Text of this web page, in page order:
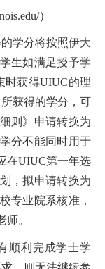
）
学分将按照伊大
生如满足授予学
时获得UIUC的理
获得的学分，可
则》申请转换为
分不能同时用于
在UIUC第一年选
，拟申请转换为
专业院系核准，
。
顺利完成学士学